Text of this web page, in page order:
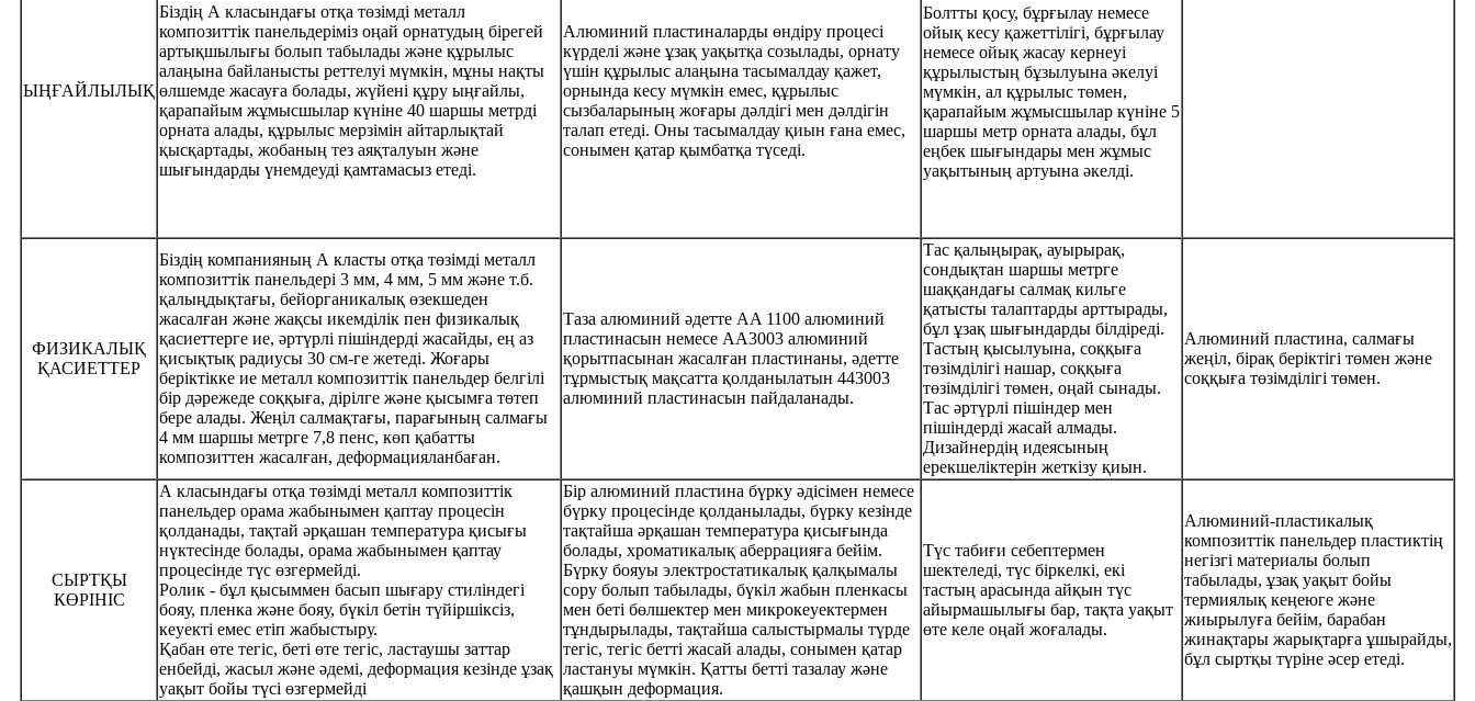
ЫҢҒАЙЛЫЛЫҚ
Біздің А класындағы отқа төзімді металл
композиттік панельдеріміз оңай орнатудың бірегей
артықшылығы болып табылады және құрылыс
алаңына байланысты реттелуі мүмкін, мұны нақты
өлшемде жасауға болады, жүйені құру ыңғайлы,
қарапайым жұмысшылар күніне 40 шаршы метрді
орната алады, құрылыс мерзімін айтарлықтай
қысқартады, жобаның тез аяқталуын және
шығындарды үнемдеуді қамтамасыз етеді.
Алюминий пластиналарды өндіру процесі
күрделі және ұзақ уақытқа созылады, орнату
үшін құрылыс алаңына тасымалдау қажет,
орнында кесу мүмкін емес, құрылыс
сызбаларының жоғары дәлдігі мен дәлдігін
талап етеді. Оны тасымалдау қиын ғана емес,
сонымен қатар қымбатқа түседі.
Болтты қосу, бұрғылау немесе
ойық кесу қажеттілігі, бұрғылау
немесе ойық жасау кернеуі
құрылыстың бұзылуына әкелуі
мүмкін, ал құрылыс төмен,
қарапайым жұмысшылар күніне 5
шаршы метр орната алады, бұл
еңбек шығындары мен жұмыс
уақытының артуына әкелді.
ФИЗИКАЛЫҚ
ҚАСИЕТТЕР
Біздің компанияның А класты отқа төзімді металл
композиттік панельдері 3 мм, 4 мм, 5 мм және т.б.
қалыңдықтағы, бейорганикалық өзекшеден
жасалған және жақсы икемділік пен физикалық
қасиеттерге ие, әртүрлі пішіндерді жасайды, ең аз
қисықтық радиусы 30 см-ге жетеді. Жоғары
беріктікке ие металл композиттік панельдер белгілі
бір дәрежеде соққыға, дірілге және қысымға төтеп
бере алады. Жеңіл салмақтағы, парағының салмағы
4 мм шаршы метрге 7,8 пенс, көп қабатты
композиттен жасалған, деформацияланбаған.
Таза алюминий әдетте AA 1100 алюминий
пластинасын немесе AA3003 алюминий
қорытпасынан жасалған пластинаны, әдетте
тұрмыстық мақсатта қолданылатын 443003
алюминий пластинасын пайдаланады.
Тас қалыңырақ, ауырырақ,
сондықтан шаршы метрге
шаққандағы салмақ кильге
қатысты талаптарды арттырады,
бұл ұзақ шығындарды білдіреді.
Тастың қысылуына, соққыға
төзімділігі нашар, соққыға
төзімділігі төмен, оңай сынады.
Тас әртүрлі пішіндер мен
пішіндерді жасай алмады.
Дизайнердің идеясының
ерекшеліктерін жеткізу қиын.
Алюминий пластина, салмағы
жеңіл, бірақ беріктігі төмен және
соққыға төзімділігі төмен.
СЫРТҚЫ
КӨРІНІС
А класындағы отқа төзімді металл композиттік
панельдер орама жабынымен қаптау процесін
қолданады, тақтай әрқашан температура қисығы
нүктесінде болады, орама жабынымен қаптау
процесінде түс өзгермейді.
Ролик - бұл қысыммен басып шығару стиліндегі
бояу, пленка және бояу, бүкіл бетін түйіршіксіз,
кеуекті емес етіп жабыстыру.
Қабан өте тегіс, беті өте тегіс, ластаушы заттар
енбейді, жасыл және әдемі, деформация кезінде ұзақ
уақыт бойы түсі өзгермейді
Бір алюминий пластина бүрку әдісімен немесе
бүрку процесінде қолданылады, бүрку кезінде
тақтайша әрқашан температура қисығында
болады, хроматикалық аберрацияға бейім.
Бүрку бояуы электростатикалық қалқымалы
сору болып табылады, бүкіл жабын пленкасы
мен беті бөлшектер мен микрокеуектермен
тұндырылады, тақтайша салыстырмалы түрде
тегіс, тегіс бетті жасай алады, сонымен қатар
ластануы мүмкін. Қатты бетті тазалау және
қашқын деформация.
Түс табиғи себептермен
шектеледі, түс біркелкі, екі
тастың арасында айқын түс
айырмашылығы бар, тақта уақыт
өте келе оңай жоғалады.
Алюминий-пластикалық
композиттік панельдер пластиктің
негізгі материалы болып
табылады, ұзақ уақыт бойы
термиялық кеңеюге және
жиырылуға бейім, барабан
жинақтары жарықтарға ұшырайды,
бұл сыртқы түріне әсер етеді.